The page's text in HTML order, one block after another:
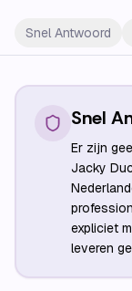
Snel Antwoord
Snel
Er zijn
Jacky
expliciet
leveren